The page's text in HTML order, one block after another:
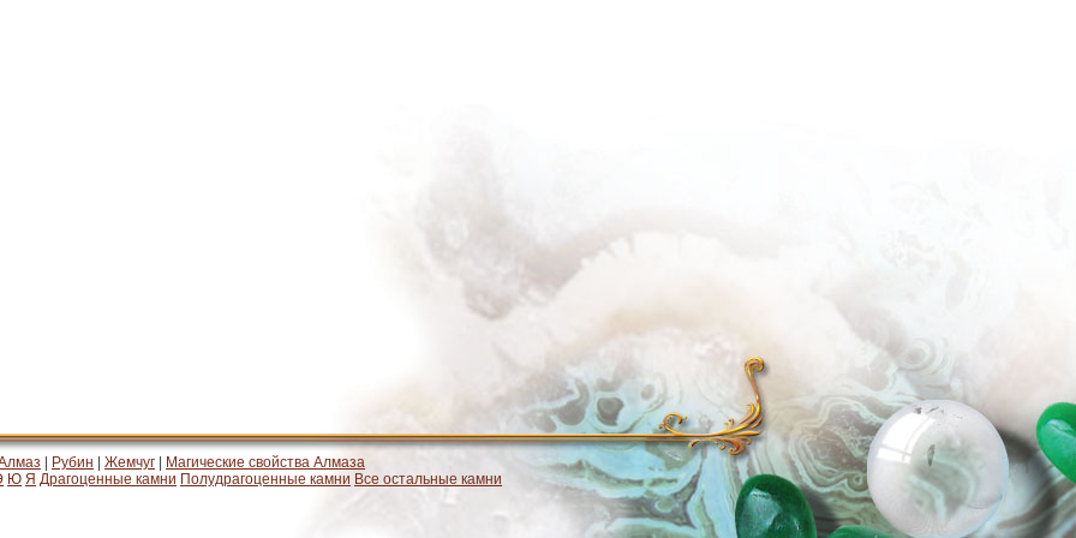
Рубин Жемчуг
Магические свойства Алмаза
Ю Я Драгоценные камни Полудрагоценные камни Все остальные камни